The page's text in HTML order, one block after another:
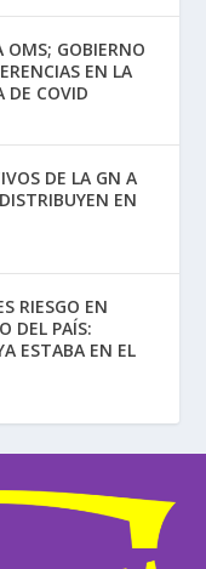
OMS; GOBIERNO
EN LA
DE COVID
DE LA GN A
EN
RIESGO EN
DEL PAÍS:
ESTABA EN EL